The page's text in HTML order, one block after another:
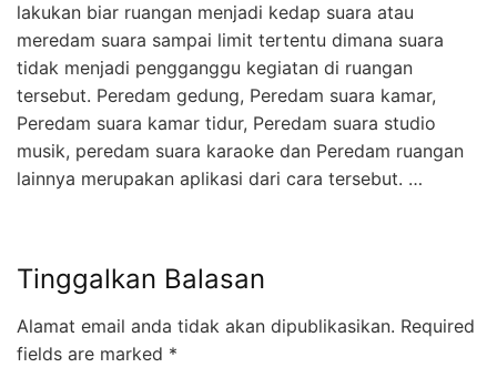
lakukan biar ruangan menjadi kedap suara atau
meredam suara sampai limit tertentu dimana suara
tidak menjadi pengganggu kegiatan di ruangan
tersebut. Peredam gedung, Peredam suara kamar,
Peredam suara kamar tidur, Peredam suara studio
musik, peredam suara karaoke dan Peredam ruangan
lainnya merupakan aplikasi dari cara tersebut. …
Tinggalkan Balasan
Alamat email anda tidak akan dipublikasikan. Required
fields are marked *